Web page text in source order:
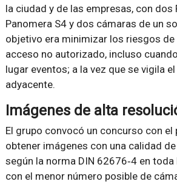
la ciudad y de las empresas, con dos
Panomera S4 y dos cámaras de un
objetivo era minimizar los riesgos
acceso no autorizado, incluso
lugar eventos; a la vez que se vigila
adyacente.
Imágenes de alta
El grupo convocó un concurso con
obtener imágenes con una calidad
según la norma DIN 62676‐4 en toda
con el menor número posible de